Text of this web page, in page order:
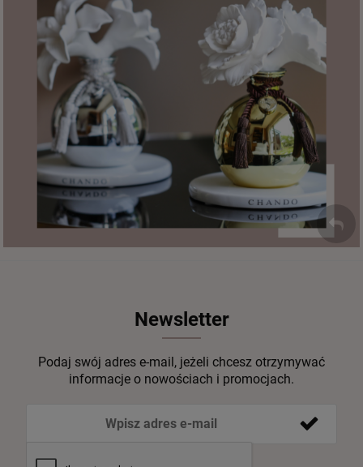
Newsletter
Podaj swój adres e-mail, jeżeli chcesz otrzymywać
informacje o nowościach i promocjach.